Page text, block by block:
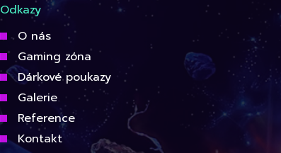
Odkazy
O nás
Gaming zóna
Dárkové poukazy
Galerie
Reference
Kontakt